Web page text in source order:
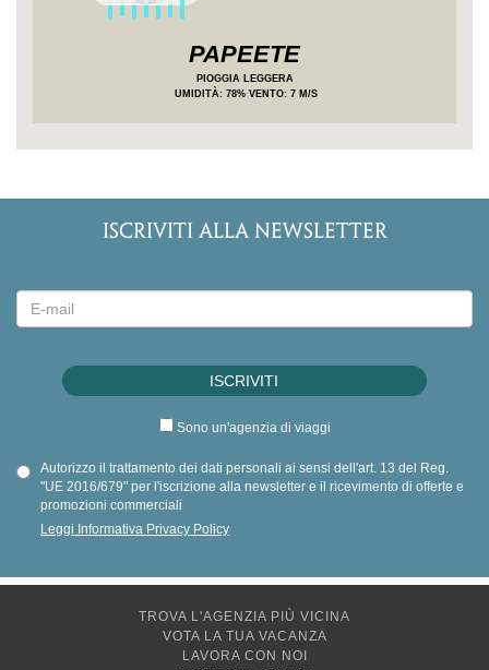
PAPEETE
PIOGGIA LEGGERA
UMIDITÀ: 78% VENTO: 7 M/S
ISCRIVITI ALLA NEWSLETTER
"UE 2016/679" per l'iscrizione alla newsletter e il ricevimento di offerte e
promozioni commerciali
Leggi Informativa Privacy Policy
VOTA LA TUA VACANZA
LAVORA CON NOI
RASSEGNA STAMPA